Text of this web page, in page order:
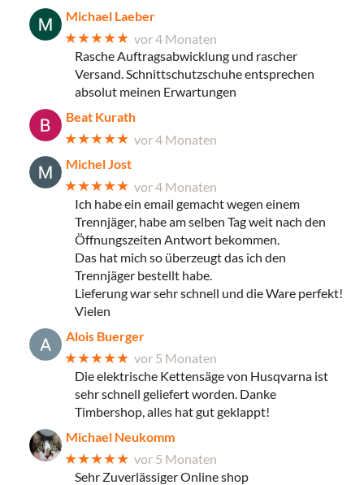
Michael Laeber
★★★★★ vor 4 Monaten
Rasche Auftragsabwicklung und rascher
Versand. Schnittschutzschuhe entsprechen
absolut meinen Erwartungen
Beat Kurath
★★★★★ vor 4 Monaten
Michel Jost
★★★★★ vor 4 Monaten
Ich habe ein email gemacht wegen einem
Trennjäger, habe am selben Tag weit nach den
Öffnungszeiten Antwort bekommen.
Das hat mich so überzeugt das ich den
Trennjäger bestellt habe.
Lieferung war sehr schnell und die Ware perfekt!
Vielen
Alois Buerger
★★★★★ vor 5 Monaten
Die elektrische Kettensäge von Husqvarna ist
sehr schnell geliefert worden. Danke
Timbershop, alles hat gut geklappt!
Michael Neukomm
★★★★★ vor 5 Monaten
Sehr Zuverlässiger Online shop